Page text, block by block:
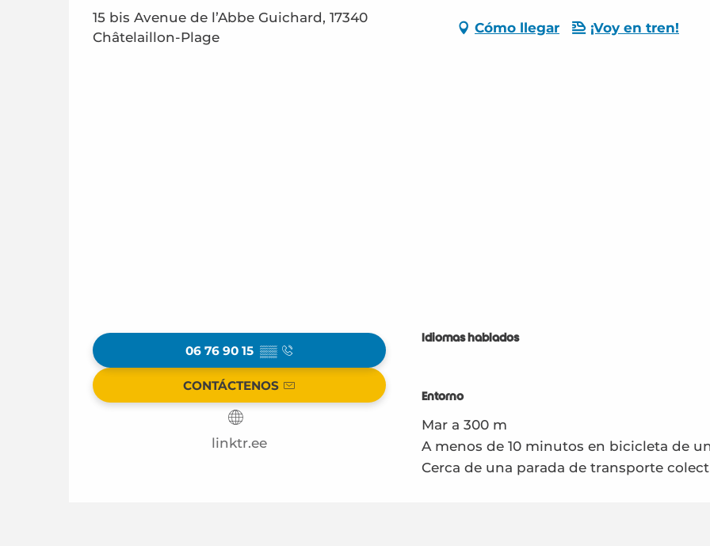
15 bis Avenue de l’Abbe Guichard, 17340
Châtelaillon-Plage
Cómo llegar ¡Voy en tren!
06 76 90 15 ▒▒
CONTÁCTENOS
linktr.ee
Idiomas hablados
Idiomas hablados
Entorno
Entorno
Mar a 300 m
A menos de 10 minutos en bicicleta de
Cerca de una parada de transporte